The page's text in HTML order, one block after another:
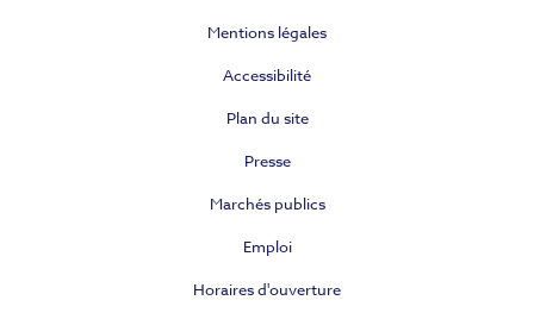
Mentions légales
Accessibilité
Plan du site
Presse
Marchés publics
Emploi
Horaires d'ouverture